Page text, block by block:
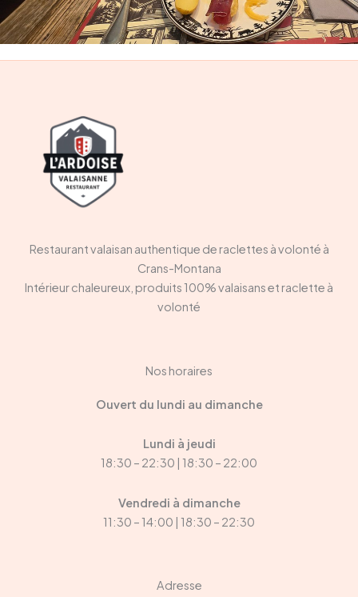
Restaurant valaisan authentique de raclettes à volonté à
Crans-Montana
Intérieur chaleureux, produits 100% valaisans et raclette à
volonté
Nos horaires
Ouvert du lundi au dimanche
Lundi à jeudi
18:30 – 22:30 | 18:30 – 22:00
Vendredi à dimanche
11:30 – 14:00 | 18:30 – 22:30
Adresse